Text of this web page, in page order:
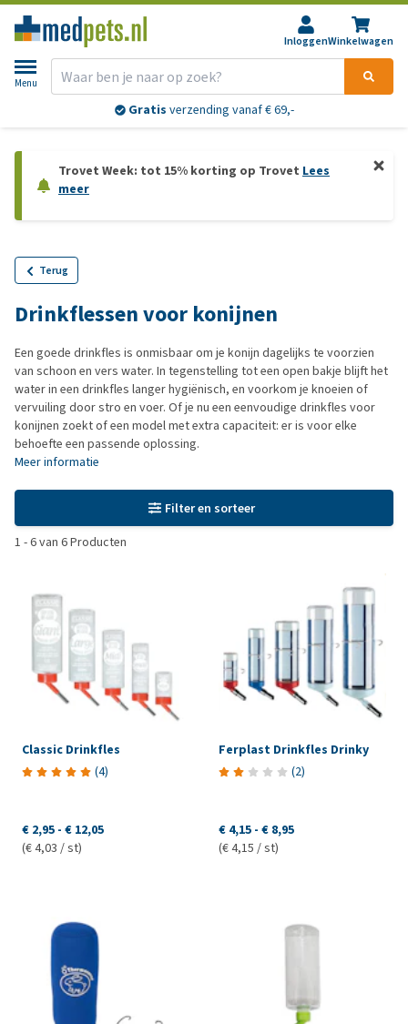
InloggenWinkelwagen
Menu
Gratis verzending vanaf € 69,-
Trovet Week: tot 15% korting op Trovet Lees
meer
Terug
Drinkflessen voor konijnen
Een goede drinkfles is onmisbaar om je konijn dagelijks te voorzien
van schoon en vers water. In tegenstelling tot een open bakje blijft het
water in een drinkfles langer hygiënisch, en voorkom je knoeien of
vervuiling door stro en voer. Of je nu een eenvoudige drinkfles voor
konijnen zoekt of een model met extra capaciteit: er is voor elke
behoefte een passende oplossing.
Meer informatie
Filter en sorteer
1 -6van 6Producten
Classic Drinkfles
(4)
€ 2,95 - € 12,05
(€ 4,03 / st)
Ferplast Drinkfles Drinky
(2)
€ 4,15 - € 8,95
(€ 4,15 / st)